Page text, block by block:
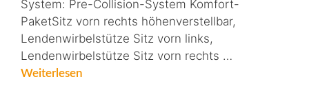
System: Pre-Collision-System Komfort-
PaketSitz vorn rechts höhenverstellbar,
Lendenwirbelstütze Sitz vorn links,
Lendenwirbelstütze Sitz vorn rechts …
Weiterlesen